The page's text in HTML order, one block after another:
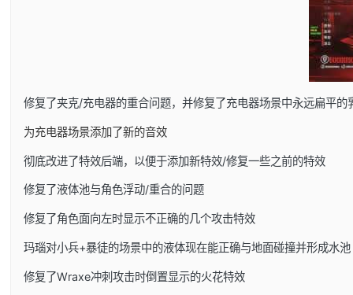
修复了夹克/充电器的重合问题，并修复了充电器场景中永远扁平的
为充电器场景添加了新的音效
彻底改进了特效后端，以便于添加新特效/修复一些之前的特效
修复了液体池与角色浮动/重合的问题
修复了角色面向左时显示不正确的几个攻击特效
玛瑙对小兵+暴徒的场景中的液体现在能正确与地面碰撞并形成水池
修复了Wraxe冲刺攻击时倒置显示的火花特效